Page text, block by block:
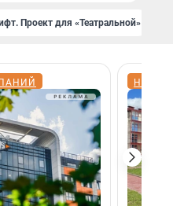
Проект для «Театральной»